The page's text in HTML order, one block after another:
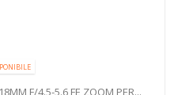
F/4.5-5.6 FE ZOOM PER...